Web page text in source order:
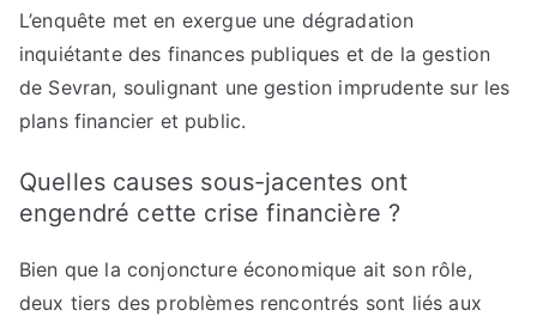
L’enquête met en exergue une dégradation
inquiétante des finances publiques et de la gestion
de Sevran, soulignant une gestion imprudente sur les
plans financier et public.
Quelles causes sous-jacentes ont
engendré cette crise financière ?
Bien que la conjoncture économique ait son rôle,
deux tiers des problèmes rencontrés sont liés aux